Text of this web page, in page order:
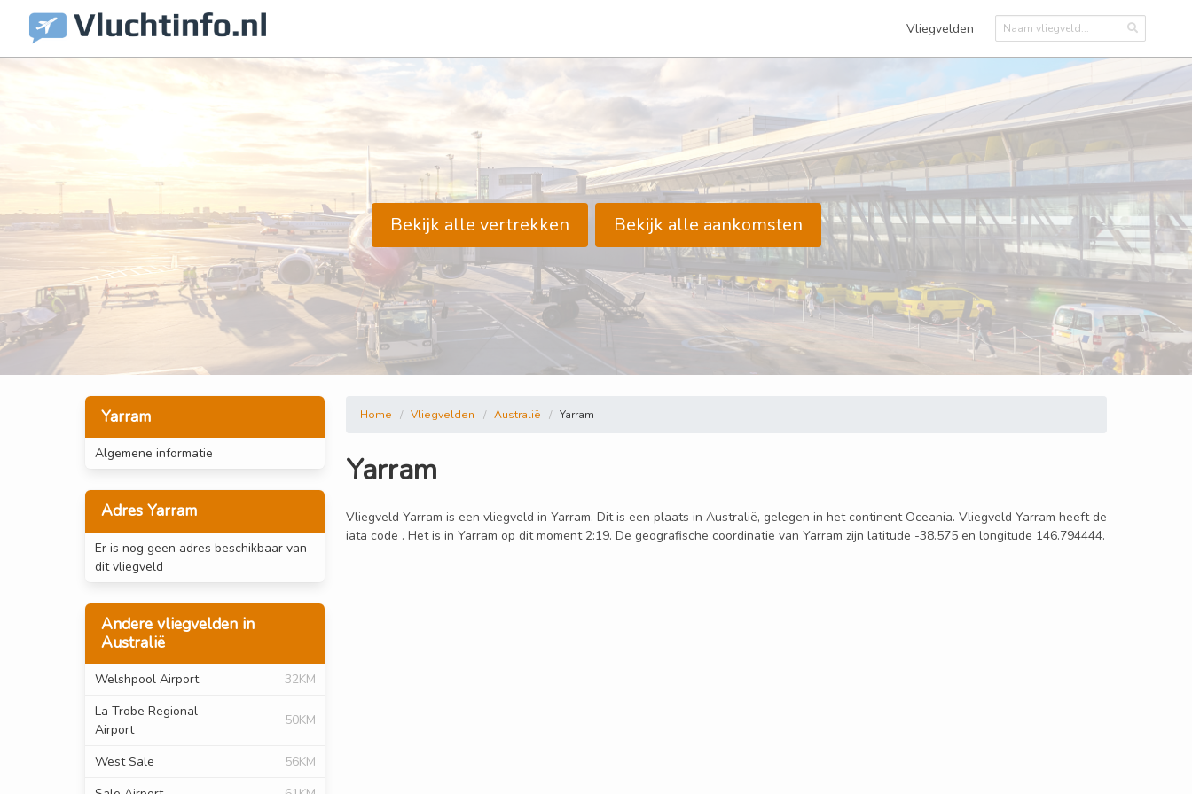
Vliegvelden
Bekijk alle vertrekken Bekijk alle aankomsten
Yarram
Algemene informatie
Adres Yarram
Er is nog geen adres beschikbaar van
dit vliegveld
Andere vliegvelden in
Australië
Welshpool Airport
32KM
La Trobe Regional
Airport
50KM
West Sale
56KM
Home Vliegvelden Australië Yarram
Yarram
Vliegveld Yarram is een vliegveld in Yarram. Dit is een plaats in Australië, gelegen in het continent Oceania. Vliegveld Yarram heeft de
iata code . Het is in Yarram op dit moment 2:19. De geografische coordinatie van Yarram zijn latitude -38.575 en longitude 146.794444.